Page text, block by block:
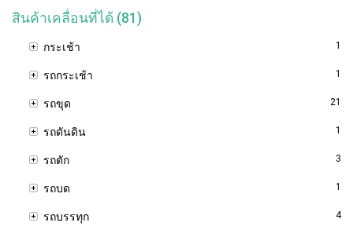
สินค้าเคลื่อนที่ได้ (81)
กระเช้า 1
รถกระเช้า 1
รถขุด 21
รถดันดิน 1
รถตัก 3
รถบด 1
รถบรรทุก 4